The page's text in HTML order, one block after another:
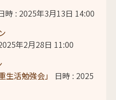
時 : 2025年3月13日 14:00
年2月28日 11:00
生活勉強会」
日時 : 2025